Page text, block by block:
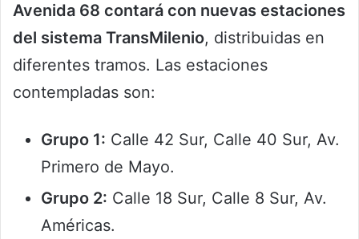
Avenida 68 contará con nuevas estaciones
del sistema TransMilenio, distribuidas en
diferentes tramos. Las estaciones
contempladas son:
Grupo 1: Calle 42 Sur, Calle 40 Sur, Av.
Primero de Mayo.
Grupo 2: Calle 18 Sur, Calle 8 Sur, Av.
Américas.